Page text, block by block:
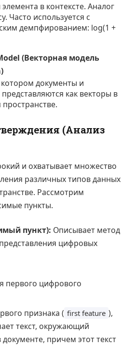
в контексте. Аналог
Часто используется с
демпфированием: log(1 +
(Векторная модель
документы и
как векторы в
(Анализ
и охватывает множество
различных типов данных
Рассмотрим
пункты.
пункт): Описывает метод
цифровых
первого цифрового
признака ( first feature ),
текст, окружающий
причем этот текст